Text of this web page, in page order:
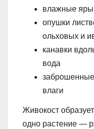
влажные яры
опушки
ольховых и
канавки
вода
влаги
Живокост
одно растение —